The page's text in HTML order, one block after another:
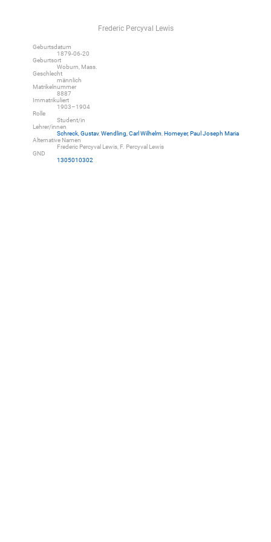
Frederic Percyval Lewis
Geburtsdatum
1879-06-20
Geburtsort
Woburn, Mass.
Geschlecht
männlich
Matrikelnummer
8887
Immatrikuliert
1903–1904
Rolle
Student/in
Lehrer/innen
Schreck, Gustav, Wendling, Carl Wilhelm, Homeyer, Paul Joseph Maria
Alternative Namen
Frederic Percyval Lewis, F. Percyval Lewis
GND
1305010302